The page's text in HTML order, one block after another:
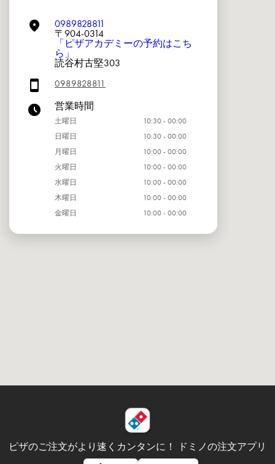
0989828811
〒904-0314
「ピザアカデミーの予約はこち
ら」
読谷村古堅303
0989828811
営業時間
土曜日
10:30 - 00:00
日曜日
10:30 - 00:00
月曜日
10:00 - 00:00
火曜日
10:00 - 00:00
水曜日
10:00 - 00:00
木曜日
10:00 - 00:00
金曜日
10:00 - 00:00
ピザのご注文がより速くカンタンに！ ドミノの注文アプリ